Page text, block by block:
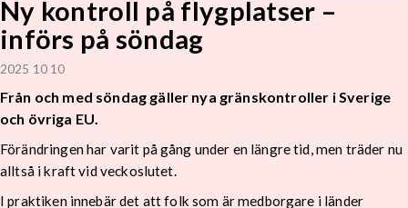
Ny kontroll på flygplatser –
införs på söndag
2025 10 10
Från och med söndag gäller nya gränskontroller i Sverige
och övriga EU.
Förändringen har varit på gång under en längre tid, men träder nu
alltså i kraft vid veckoslutet.
I praktiken innebär det att folk som är medborgare i länder